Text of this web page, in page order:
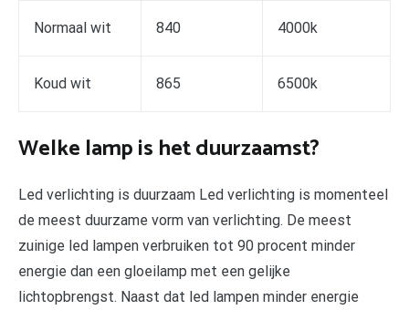
Normaal wit 840 4000k
Koud wit 865 6500k
Welke lamp is het duurzaamst?
Led verlichting is duurzaam Led verlichting is momenteel
de meest duurzame vorm van verlichting. De meest
zuinige led lampen verbruiken tot 90 procent minder
energie dan een gloeilamp met een gelijke
lichtopbrengst. Naast dat led lampen minder energie